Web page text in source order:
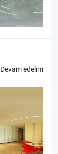
Devam edelim